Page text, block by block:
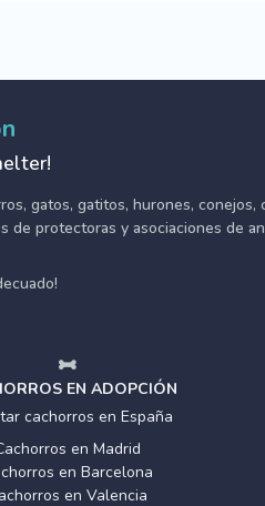
gatos, gatitos, hurones, conejos,
de protectoras y asociaciones de
EN ADOPCIÓN
cachorros en España
en Madrid
en Barcelona
en Valencia